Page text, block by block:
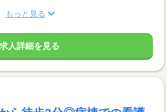
もっと見る
求人詳細を見る